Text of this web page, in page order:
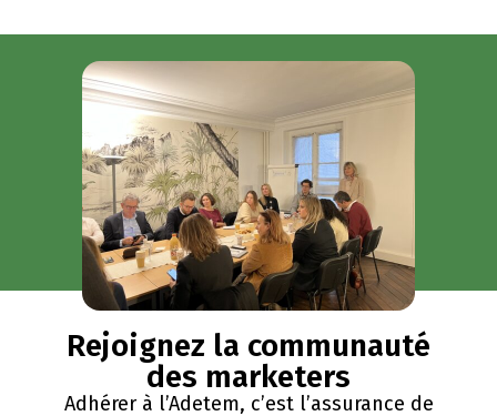
Rejoignez la communauté
des marketers
Adhérer à l’Adetem, c’est l’assurance de